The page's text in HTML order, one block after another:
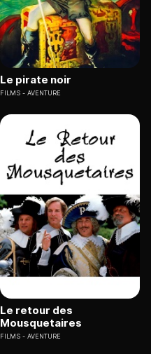
Le pirate noir
FILMS AVENTURE
Le retour des
Mousquetaires
FILMS AVENTURE